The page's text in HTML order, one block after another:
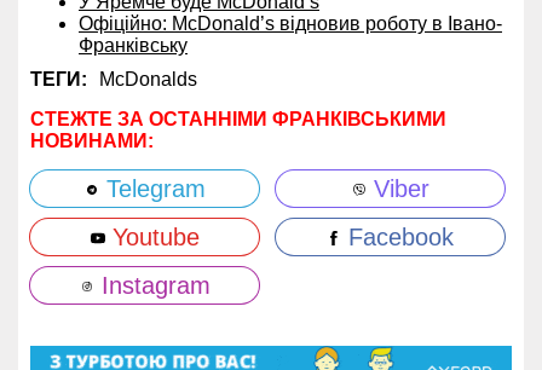
Офіційно: McDonald’s відновив роботу в Івано-
Франківську
ТЕГИ:
McDonalds
СТЕЖТЕ ЗА ОСТАННІМИ ФРАНКІВСЬКИМИ
НОВИНАМИ:
Telegram
Viber
Youtube
Facebook
Instagram